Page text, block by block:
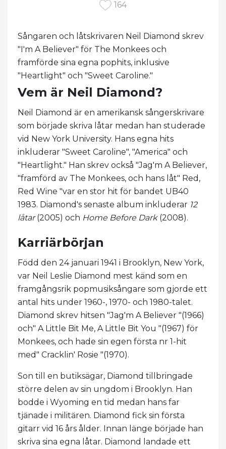
164
Sångaren och låtskrivaren Neil Diamond skrev
"I'm A Believer" för The Monkees och
framförde sina egna pophits, inklusive
"Heartlight" och "Sweet Caroline."
Vem är Neil Diamond?
Neil Diamond är en amerikansk sångerskrivare
som började skriva låtar medan han studerade
vid New York University. Hans egna hits
inkluderar "Sweet Caroline", "America" ​​och
"Heartlight." Han skrev också "Jag'm A Believer,
"framförd av The Monkees, och hans låt" Red,
Red Wine "var en stor hit för bandet UB40
1983. Diamond's senaste album inkluderar 12
låtar(2005) och Home Before Dark(2008).
Karriärbörjan
Född den 24 januari 1941 i Brooklyn, New York,
var Neil Leslie Diamond mest känd som en
framgångsrik popmusiksångare som gjorde ett
antal hits under 1960-, 1970- och 1980-talet.
Diamond skrev hitsen "Jag'm A Believer "(1966)
och" A Little Bit Me, A Little Bit You "(1967) för
Monkees, och hade sin egen första nr 1-hit
med" Cracklin' Rosie "(1970).
Son till en butiksägar, Diamond tillbringade
större delen av sin ungdom i Brooklyn. Han
bodde i Wyoming en tid medan hans far
tjänade i militären. Diamond fick sin första
gitarr vid 16 års ålder. Innan länge började han
skriva sina egna låtar. Diamond landade ett